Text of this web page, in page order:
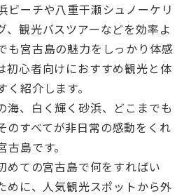
ビーチや八重干瀬シュノーケリ
、観光バスツアーなどを効率よ
も宮古島の魅力をしっかり体感
初心者向けにおすすめ観光と体
く紹介します。
海、白く輝く砂浜、どこまでも
すべてが非日常の感動をくれ
島です。
めての宮古島で何をすればい
めに、人気観光スポットから外